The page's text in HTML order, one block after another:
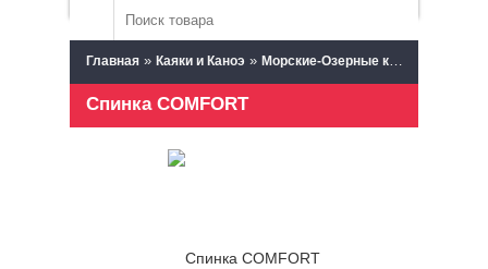
Главная » Каяки и Каноэ » Морские-Озерные каяки и каноэ
Спинка COMFORT